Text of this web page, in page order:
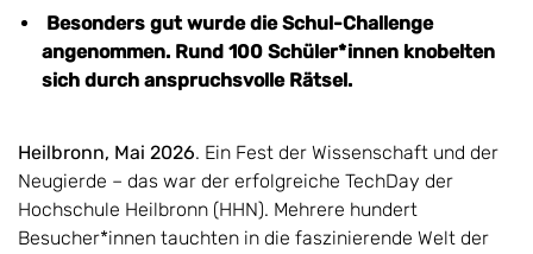
Besonders gut wurde die Schul-Challenge
angenommen. Rund 100 Schüler*innen knobelten
sich durch anspruchsvolle Rätsel.
Heilbronn, Mai 2026. Ein Fest der Wissenschaft und der
Neugierde – das war der erfolgreiche TechDay der
Hochschule Heilbronn (HHN). Mehrere hundert
Besucher*innen tauchten in die faszinierende Welt der